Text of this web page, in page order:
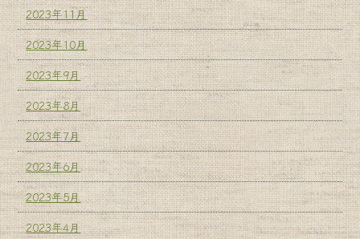
2023年11月
2023年10月
2023年9月
2023年8月
2023年7月
2023年6月
2023年5月
2023年4月